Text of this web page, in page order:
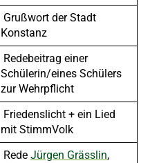
Grußwort der Stadt
Konstanz
Redebeitrag einer
Schülerin/eines Schülers
zur Wehrpflicht
Friedenslicht + ein Lied
mit StimmVolk
Rede Jürgen Grässlin,